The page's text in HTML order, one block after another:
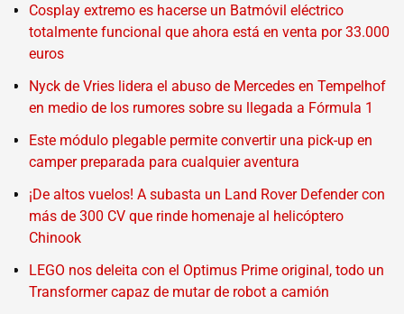
Cosplay extremo es hacerse un Batmóvil eléctrico
totalmente funcional que ahora está en venta por 33.000
euros
Nyck de Vries lidera el abuso de Mercedes en Tempelhof
en medio de los rumores sobre su llegada a Fórmula 1
Este módulo plegable permite convertir una pick-up en
camper preparada para cualquier aventura
¡De altos vuelos! A subasta un Land Rover Defender con
más de 300 CV que rinde homenaje al helicóptero
Chinook
LEGO nos deleita con el Optimus Prime original, todo un
Transformer capaz de mutar de robot a camión